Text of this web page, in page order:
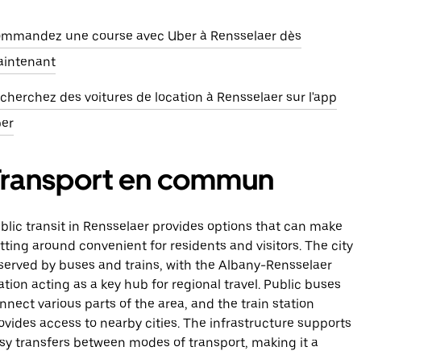
une course avec Uber à Rensselaer dès
des voitures de location à Rensselaer sur l'app
en commun
transit in Rensselaer provides options that can make
around convenient for residents and visitors. The city
by buses and trains, with the Albany-Rensselaer
acting as a key hub for regional travel. Public buses
various parts of the area, and the train station
access to nearby cities. The infrastructure supports
transfers between modes of transport, making it a